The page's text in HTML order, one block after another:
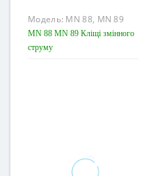
Модель: MN 88, MN 89
MN 88 MN 89 Кліщі змінного
струму